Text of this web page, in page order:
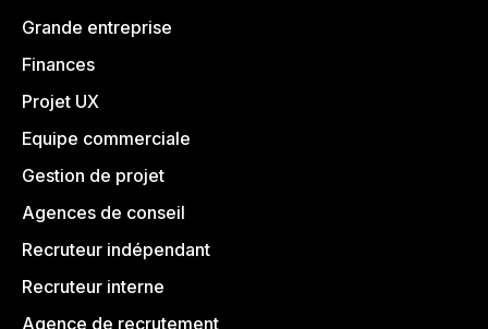
Grande entreprise
Finances
Projet UX
Equipe commerciale
Gestion de projet
Agences de conseil
Recruteur indépendant
Recruteur interne
Agence de recrutement